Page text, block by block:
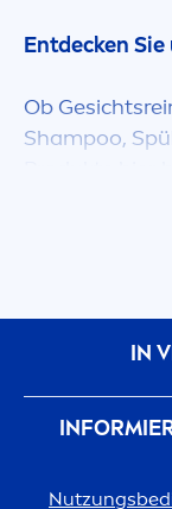
Entdecken
Ob
Shampoo,
günstiger!
Produkte
bestellen –
Wiederkom
IN